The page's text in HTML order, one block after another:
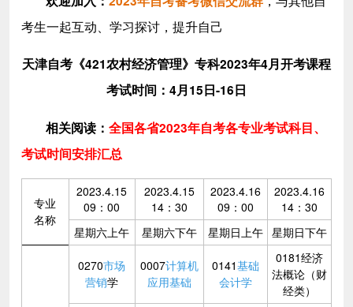
考生一起互动、学习探讨，提升自己
天津自考《421农村经济管理》专科2023年4月开考课程
考试时间：4月15日-16日
相关阅读： 全国各省2023年自考各专业考试科目、
考试时间安排汇总
专业
名称
2023.4.15
09：00
2023.4.15
14：30
2023.4.16
09：00
2023.4.16
14：30
星期六上午
星期六下午 星期日上午 星期日下午
0270市场
营销学
0007计算机
应用基础
0141基础
会计学
0181经济
法概论（财
经类）